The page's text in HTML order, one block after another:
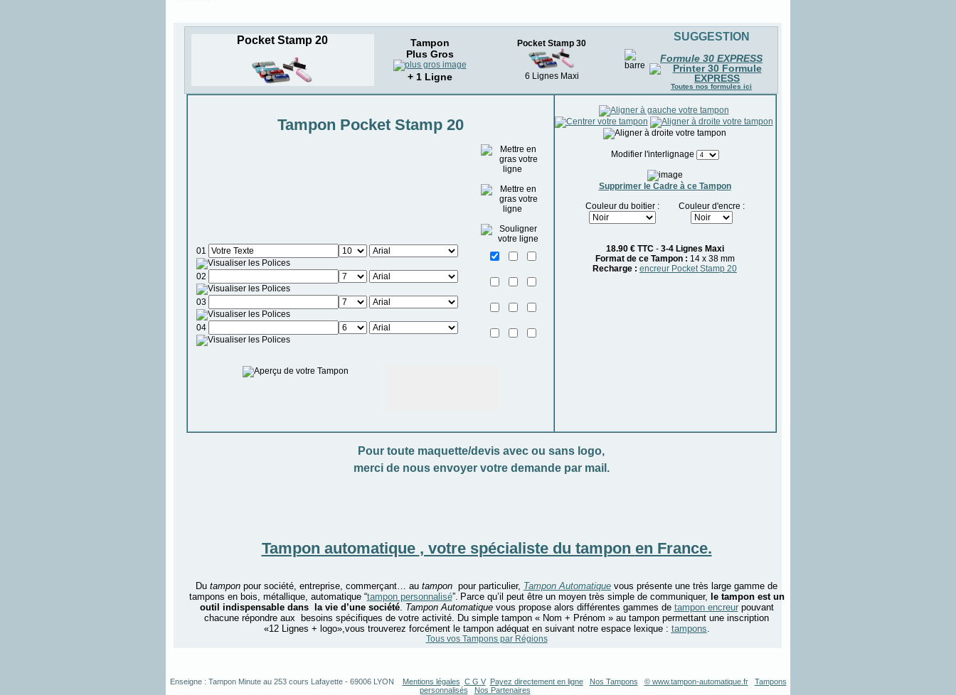
Pocket Stamp 20
Tampon
Plus Gros
+ 1 Ligne
Pocket Stamp 30
6 Lignes Maxi
SUGGESTION
Formule 30 EXPRESS
Toutes nos formules ici
Tampon Pocket Stamp 20
01
02
03
04
Modifier l'interlignage
Supprimer le Cadre à ce Tampon
Couleur du boitier :
Couleur d'encre :
18.90 €TTC- 3-4 Lignes Maxi
Format de ce Tampon : 14 x 38 mm
Recharge : encreur Pocket Stamp 20
Pour toute maquette/devis avec ou sans logo,
merci de nous envoyer votre demande par mail.
Tampon automatique , votre spécialiste du tampon en France.
Du tampon pour société, entreprise, commerçant… au tampon pour particulier, Tampon Automatique vous présente une très large gamme de
tampons en bois, métallique, automatique “tampon personnalisé”. Parce qu’il peut être un moyen très simple de communiquer, le tampon est un
outil indispensable dans la vie d’une société. Tampon Automatiquevous propose alors différentes gammes de tampon encreurpouvant
chacune répondre aux besoins spécifiques de votre activité. Du simple tampon « Nom + Prénom » au tampon permettant une inscription
«12 Lignes + logo»,vous trouverez forcément le tampon adéquat en suivant notre espace lexique : tampons.
Tous vos Tampons par Régions
Enseigne : Tampon Minuteau 253 cours Lafayette- 69006 LYON Mentions légales C G V Payez directement en ligne Nos Tampons © www.tampon-automatique.fr
Tampons
personnalisés
Nos Partenaires